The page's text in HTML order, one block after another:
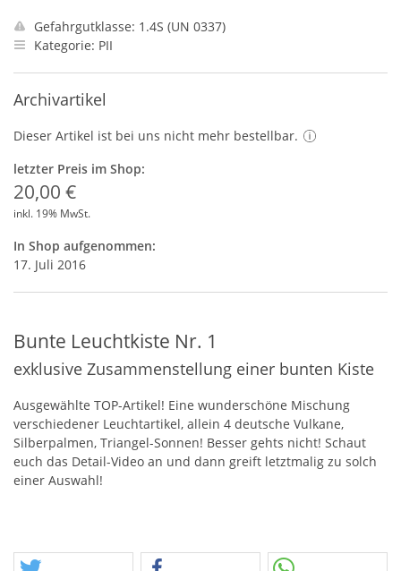
Gefahrgutklasse: 1.4S (UN 0337)
Kategorie: PII
Archivartikel
Dieser Artikel ist bei uns nicht mehr bestellbar.
letzter Preis im Shop:
20,00 €
inkl. 19% MwSt.
In Shop aufgenommen:
17. Juli 2016
Bunte Leuchtkiste Nr. 1
exklusive Zusammenstellung einer bunten Kiste
Ausgewählte TOP-Artikel! Eine wunderschöne Mischung
verschiedener Leuchtartikel, allein 4 deutsche Vulkane,
Silberpalmen, Triangel-Sonnen! Besser gehts nicht! Schaut
euch das Detail-Video an und dann greift letztmalig zu solch
einer Auswahl!